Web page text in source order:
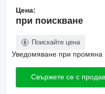
Цена:
при поискване
Поискайте цена
Уведомяване при промяна
Свържете се с